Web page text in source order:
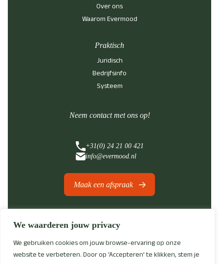
We waarderen jouw privacy
We gebruiken cookies om jouw browse-ervaring op onze
website te verbeteren. Door op ‘Accepteren’ te klikken, stem je
Over ons
Waarom Evermood
Praktisch
Juridisch
Bedrijfsinfo
Systeem
Neem contact met ons op!
+31(0) 24 21 00 421
info@evermood.nl
Maak een afspraak
CookiebeleidPrivacy policy
rechten voorbehouden.